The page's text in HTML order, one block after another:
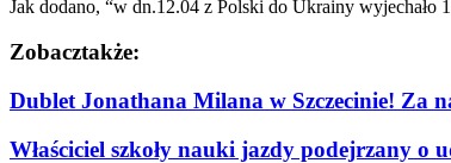
Jak dodano, “w dn.12.04 z Polski do Ukrainy wyjechało
Zobacztakże:
Dublet Jonathana Milana w Szczecinie! Za
Właściciel szkoły nauki jazdy podejrzany o